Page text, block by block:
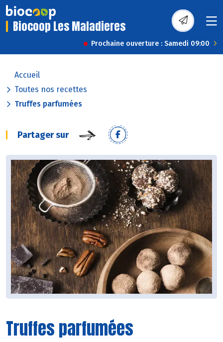
Biocoop Les Maladieres
Prochaine ouverture : Samedi 09:00
Accueil
Toutes nos recettes
Truffes parfumées
Partager sur
Truffes parfumées